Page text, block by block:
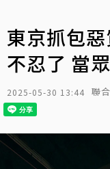
東京抓包
不忍了 當
2025-05-30 13:44 聯